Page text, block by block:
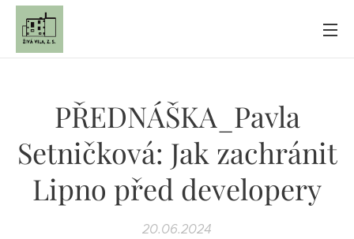
PŘEDNÁŠKA_Pavla
Setničková: Jak zachránit
Lipno před developery
20.06.2024